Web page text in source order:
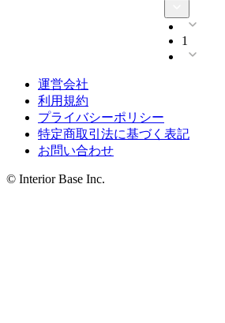
1
運営会社
利用規約
プライバシーポリシー
特定商取引法に基づく表記
お問い合わせ
© Interior Base Inc.